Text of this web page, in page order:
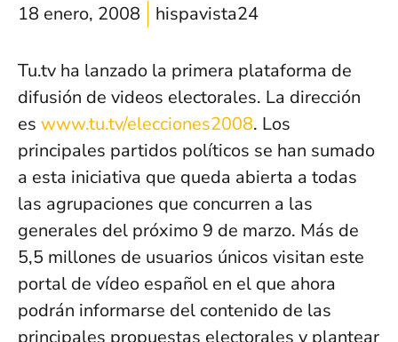
18 enero, 2008 hispavista24
Tu.tv ha lanzado la primera plataforma de
difusión de videos electorales. La dirección
es www.tu.tv/elecciones2008. Los
principales partidos políticos se han sumado
a esta iniciativa que queda abierta a todas
las agrupaciones que concurren a las
generales del próximo 9 de marzo. Más de
5,5 millones de usuarios únicos visitan este
portal de vídeo español en el que ahora
podrán informarse del contenido de las
principales propuestas electorales y plantear